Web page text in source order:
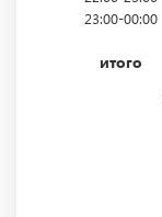
23:00-00:00
итого